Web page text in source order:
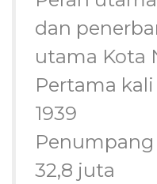
dan
utama Kota
Pertama
1939
32,8 juta